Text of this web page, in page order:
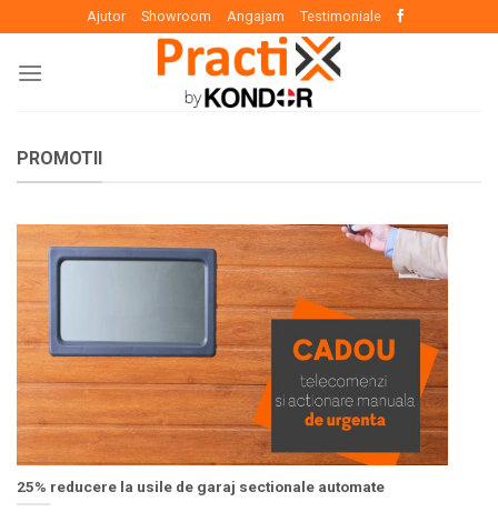
content
Ajutor Showroom Angajam Testimoniale
PROMOTII
25% reducere la usile de garaj sectionale automate